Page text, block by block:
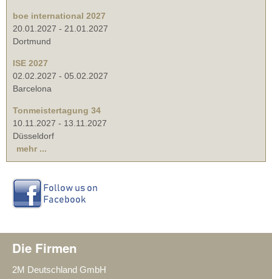
boe international 2027
20.01.2027 - 21.01.2027
Dortmund
ISE 2027
02.02.2027 - 05.02.2027
Barcelona
Tonmeistertagung 34
10.11.2027 - 13.11.2027
Düsseldorf
mehr ...
Die Firmen
2M Deutschland GmbH